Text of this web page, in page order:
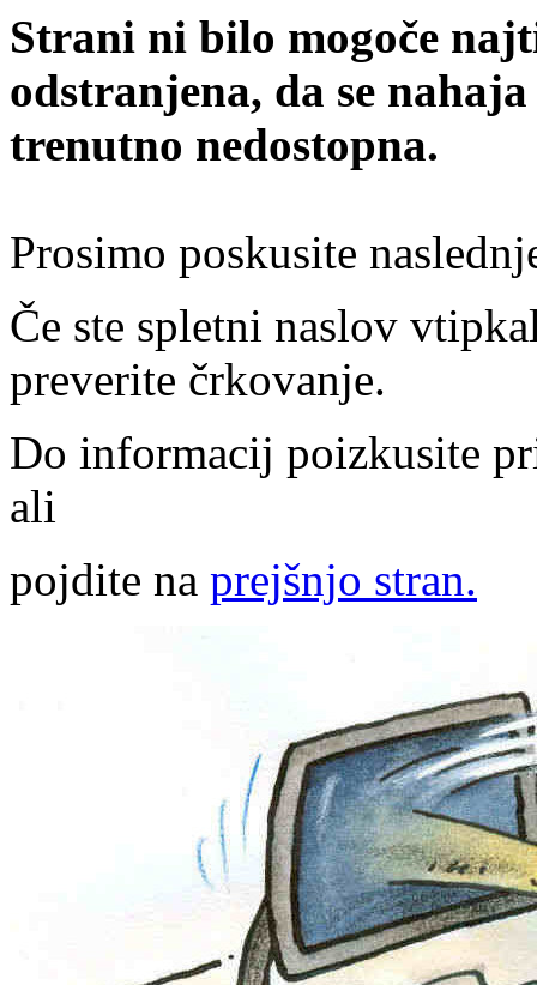
Strani ni bilo mogoče
odstranjena, da se
trenutno nedostopna.
Prosimo poskusite
Če ste spletni naslov
preverite črkovanje.
Do informacij poizkusite
ali
pojdite na prejšnjo stran.